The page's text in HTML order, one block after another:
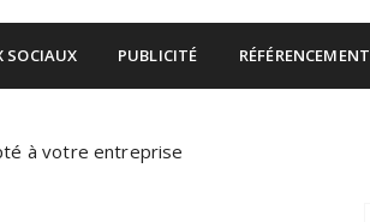
SOCIAUX PUBLICITÉ RÉFÉRENCEMENT
à votre entreprise